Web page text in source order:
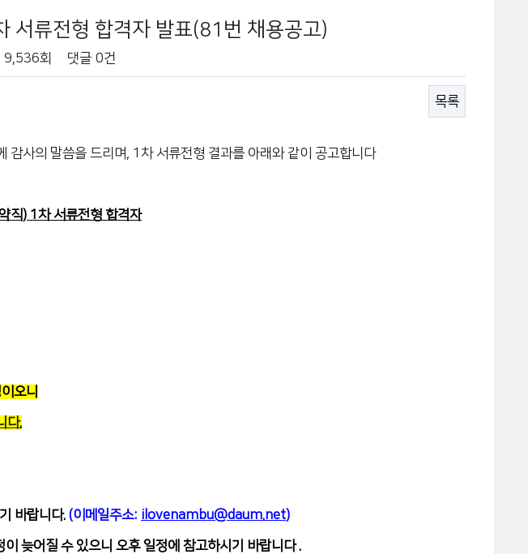
서류전형 합격자 발표(81번 채용공고)
9,536회 댓글 0건
목록
감사의 말씀을 드리며, 1차 서류전형 결과를 아래와 같이 공고합니다
직) 1차 서류전형 합격자
오니
다.
바랍니다. (이메일주소: ilovenambu@daum.net)
늦어질 수 있으니 오후 일정에 참고하시기 바랍니다 .